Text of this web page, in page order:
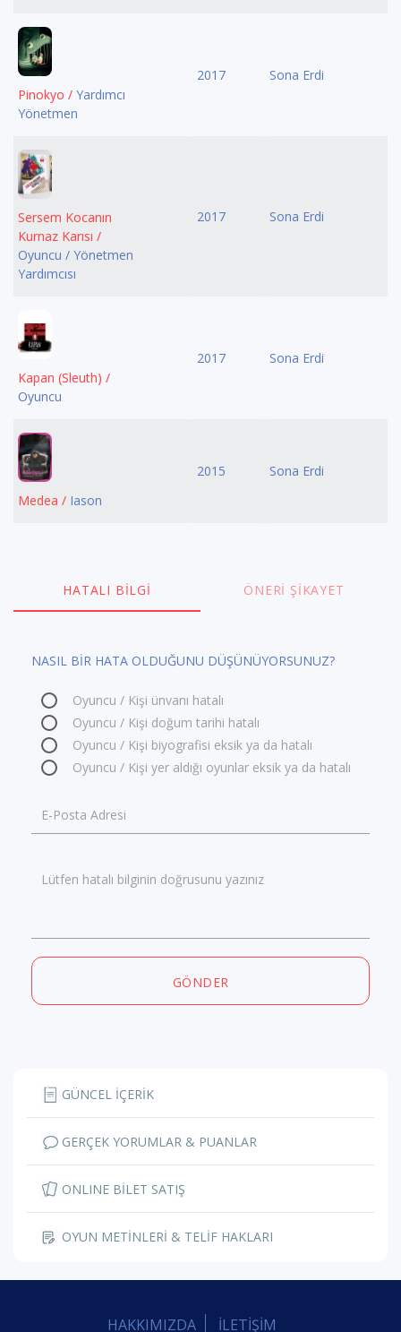
Pinokyo / Yardımcı
Yönetmen
2017 Sona Erdi
Sersem Kocanın
Kurnaz Karısı /
Oyuncu / Yönetmen
Yardımcısı
2017 Sona Erdi
Kapan (Sleuth) /
Oyuncu
2017 Sona Erdi
Medea / Iason
2015 Sona Erdi
HATALI BILGI ÖNERI ŞIKAYET
NASIL BİR HATA OLDUĞUNU DÜŞÜNÜYORSUNUZ?
Oyuncu / Kişi ünvanı hatalı
Oyuncu / Kişi doğum tarihi hatalı
Oyuncu / Kişi biyografisi eksik ya da hatalı
Oyuncu / Kişi yer aldığı oyunlar eksik ya da hatalı
E-Posta Adresi
Lütfen hatalı bilginin doğrusunu yazınız
GÖNDER
GÜNCEL İÇERİK
GERÇEK YORUMLAR & PUANLAR
ONLINE BİLET SATIŞ
OYUN METİNLERİ & TELİF HAKLARI
HAKKIMIZDA İLETİŞİM